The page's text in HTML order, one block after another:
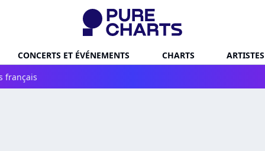
CONCERTS ET ÉVÉNEMENTS CHARTS
ARTISTES
français